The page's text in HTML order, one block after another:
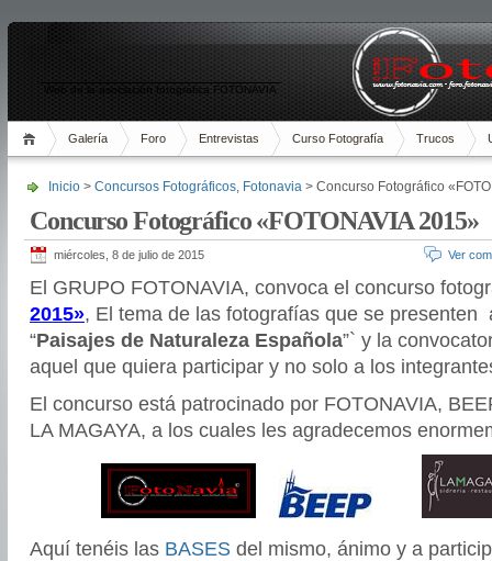
Web de la asociación fotográfica FOTONAVIA
Galería Foro Entrevistas Curso Fotografía Trucos
Inicio > Concursos Fotográficos, Fotonavia > Concurso Fotográfico
Concurso Fotográfico «FOTONAVIA 2015»
miércoles, 8 de julio de 2015 Ver
El GRUPO FOTONAVIA, convoca el concurso
2015», El tema de las fotografías que se presenten
“Paisajes de Naturaleza Española”` y la
aquel que quiera participar y no solo a los
El concurso está patrocinado por FOTONAVIA,
LA MAGAYA, a los cuales les agradecemos
Aquí tenéis las BASES del mismo, ánimo y a